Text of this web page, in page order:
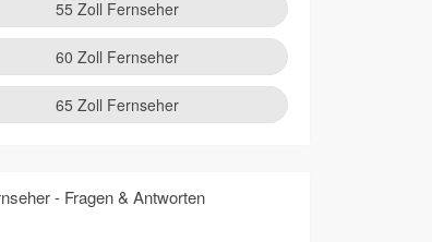
55 Zoll Fernseher
60 Zoll Fernseher
65 Zoll Fernseher
- Fragen & Antworten